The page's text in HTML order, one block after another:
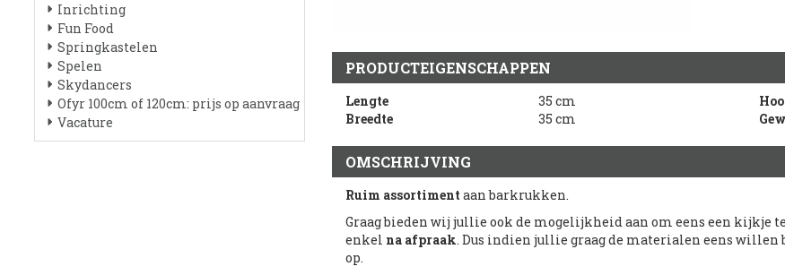
Inrichting
Fun Food
Springkastelen
Spelen
Skydancers
Ofyr 100cm of 120cm: prijs op aanvraag
Vacature
PRODUCTEIGENSCHAPPEN
Lengte
35 cm
Breedte
35 cm
OMSCHRIJVING
Ruim assortiment aan barkrukken.
Graag bieden wij jullie ook de mogelijkheid aan om eens een kijkje
enkel na afpraak. Dus indien jullie graag de materialen eens
op.